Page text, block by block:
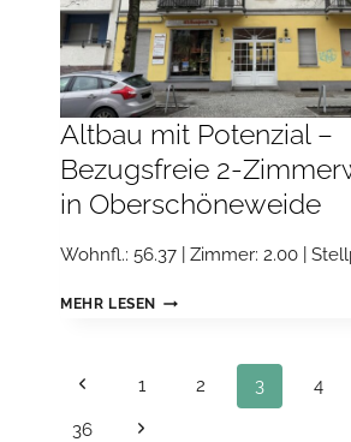
Altbau mit Potenzial –
Bezugsfreie 2-
in Oberschöneweide
Wohnfl.: 56.37 | Zimmer: 2.00 |
MEHR LESEN
ALTBAU
BEZUGSFREIE
Seitennavigation
Previous
Page
1 2 3 4
36
Next